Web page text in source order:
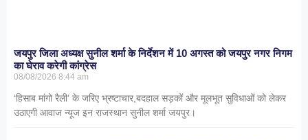
जयपुर जिला अध्यक्ष सुनील शर्मा के निर्देशन में 10 अगस्त को जयपुर नगर निगम
का घेराव करेगी कांग्रेस
08/08/2026 8:44 am
‘हिसाब मांगो रैली’ के जरिए भ्रष्टाचार,बदहाल सड़कों और मूलभूत सुविधाओं को लेकर
उठाएगी आवाज न्यूज इन राजस्थान सुनील शर्मा जयपुर।